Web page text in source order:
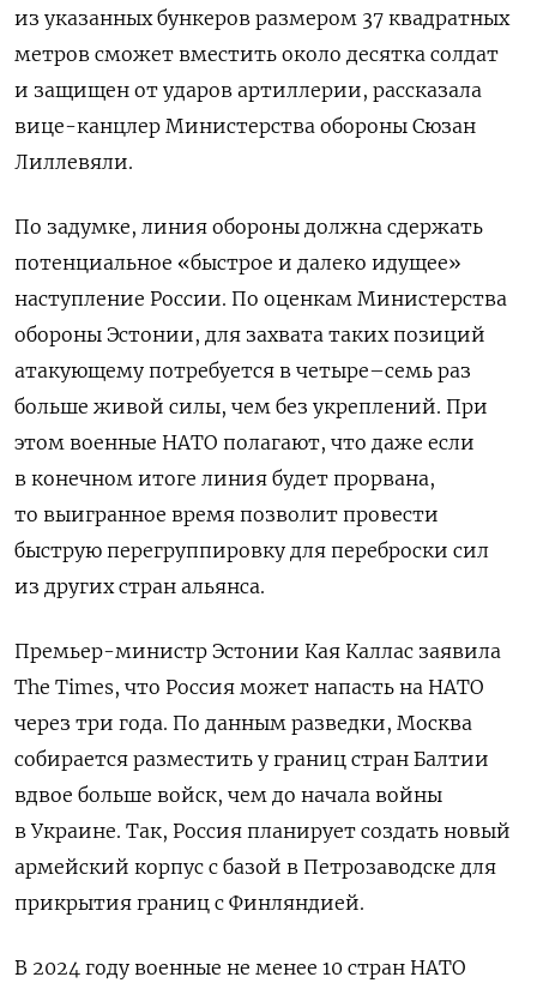
из указанных бункеров размером 37 квадратных
метров сможет вместить около десятка солдат
и защищен от ударов артиллерии, рассказала
вице-канцлер Министерства обороны Сюзан
Лиллевяли.
По задумке, линия обороны должна сдержать
потенциальное «быстрое и далеко идущее»
наступление России. По оценкам Министерства
обороны Эстонии, для захвата таких позиций
атакующему потребуется в четыре–семь раз
больше живой силы, чем без укреплений. При
этом военные НАТО полагают, что даже если
в конечном итоге линия будет прорвана,
то выигранное время позволит провести
быструю перегруппировку для переброски сил
из других стран альянса.
Премьер-министр Эстонии Кая Каллас заявила
The Times, что Россия может напасть на НАТО
через три года. По данным разведки, Москва
собирается разместить у границ стран Балтии
вдвое больше войск, чем до начала войны
в Украине. Так, Россия планирует создать новый
армейский корпус с базой в Петрозаводске для
прикрытия границ с Финляндией.
В 2024 году военные не менее 10 стран НАТО